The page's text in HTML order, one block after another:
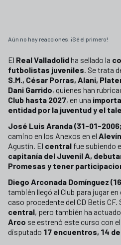
Aún no hay reacciones. ¡Sé el primero!
El Real Valladolidha sellado la
futbolistas juveniles. Se trata
S.M., César Porras, Alani,
Dani Garrido, quienes han
Club hasta 2027, en una
entidad por la juventud y el
José Luis Aranda (31-01-
camino en los Anexos en el
Agustín. El central fue subiendo
capitanía del Juvenil A,
Promesas y tener
Diego Arconada Domínguez
también llegó al Club para jugar en
caso procedente del CD Betis
central, pero también ha
Arco se estrenó este curso con el
disputado 17 encuentros, 14